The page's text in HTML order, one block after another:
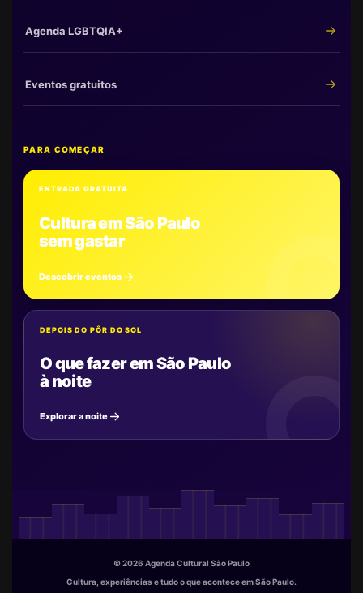
Agenda LGBTQIA+
Eventos gratuitos
PARA COMEÇAR
ENTRADA GRATUITA
Cultura em São Paulo
sem gastar
Descobrir eventos
DEPOIS DO PÔR DO SOL
O que fazer em São Paulo
à noite
Explorar a noite
© 2026 Agenda Cultural São Paulo
Cultura, experiências e tudo o que acontece em São Paulo.